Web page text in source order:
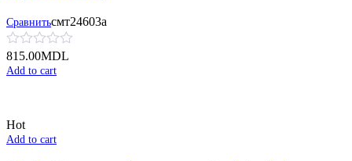
Сравнитьсмт24603а
815.00MDL
Add to cart
Hot
Add to cart